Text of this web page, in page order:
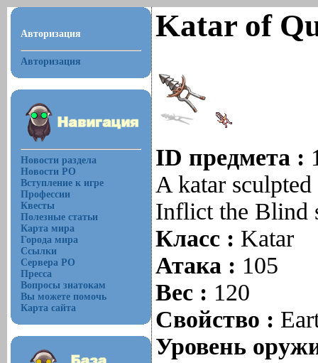
Авторизация
Авторизация
Новости раздела
Новости РО
Вступление к игре
Профессии
Квесты
Полезные статьи
Карта мира
Города мира
Ссылки
Сервера РО
Пресса
Вопросы знатокам
Вы можете помочь
Карта сайта
Katar of
ID предмета :
A katar
Inflict the Blind
Класс : Katar
Атака : 105
Вес : 120
Свойство :
Уровень